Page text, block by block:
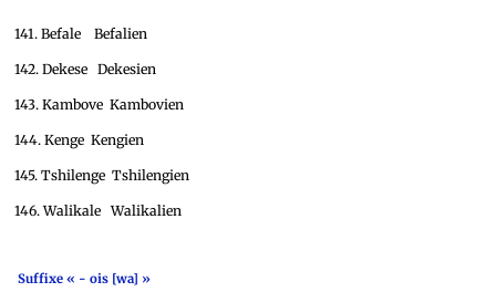
141. Befale Befalien
142. Dekese Dekesien
143. Kambove Kambovien
144. Kenge Kengien
145. Tshilenge Tshilengien
146. Walikale Walikalien
Suffixe « - ois [wa] »